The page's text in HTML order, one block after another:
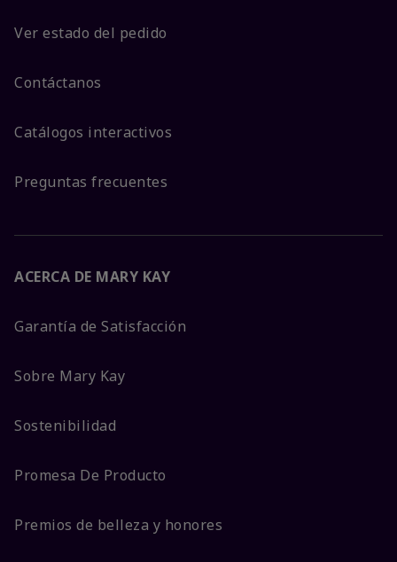
Ver estado del pedido
Contáctanos
Catálogos interactivos
Preguntas frecuentes
ACERCA DE MARY KAY
Garantía de Satisfacción
Sobre Mary Kay
Sostenibilidad
Promesa De Producto
Premios de belleza y honores